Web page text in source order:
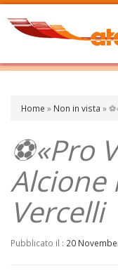
Home » Non in vista »
⚽«Pro
Alcione
Vercelli
Pubblicato il : 20